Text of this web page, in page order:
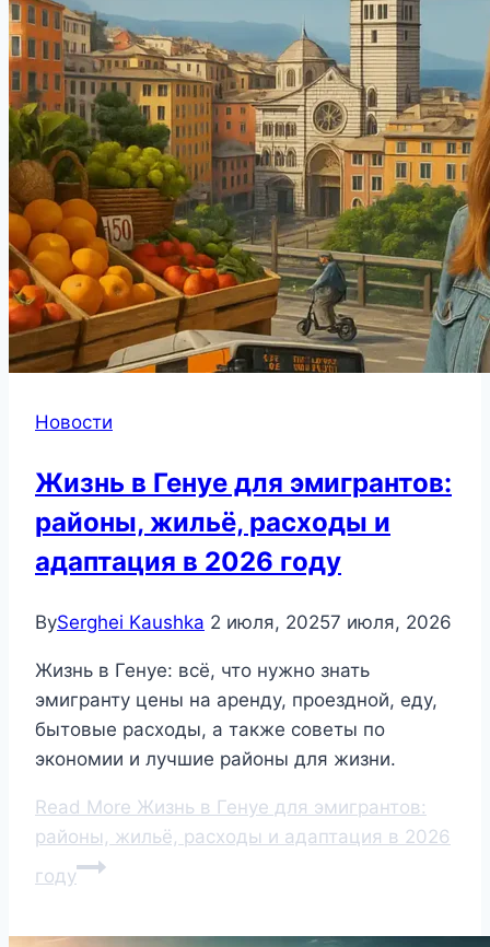
Новости
Жизнь в Генуе для эмигрантов:
районы, жильё, расходы и
адаптация в 2026 году
BySerghei Kaushka 2 июля, 20257 июля, 2026
Жизнь в Генуе: всё, что нужно знать
эмигранту цены на аренду, проездной, еду,
бытовые расходы, а также советы по
экономии и лучшие районы для жизни.
Read More Жизнь в Генуе для эмигрантов:
районы, жильё, расходы и адаптация в 2026
году